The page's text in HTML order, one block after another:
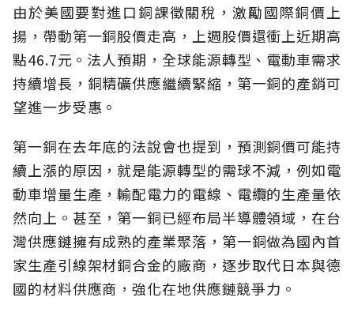
由於美國要對進口銅課徵關稅，激勵國際銅價上
揚，帶動第一銅股價走高，上週股價還衝上近期高
點46.7元。法人預期，全球能源轉型、電動車需求
持續增長，銅精礦供應繼續緊縮，第一銅的產銷可
望進一步受惠。
第一銅在去年底的法說會也提到，預測銅價可能持
續上漲的原因，就是能源轉型的需球不減，例如電
動車增量生產，輸配電力的電線、電纜的生產量依
然向上。甚至，第一銅已經布局半導體領域，在台
灣供應鏈擁有成熟的產業聚落，第一銅做為國內首
家生產引線架材銅合金的廠商，逐步取代日本與德
國的材料供應商，強化在地供應鏈競爭力。